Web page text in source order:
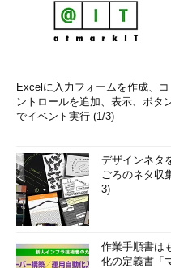
Excelに入力フォームを作成、コ
ントロールを追加、表示、ボタ
でイベント実行 (1/3)
デザインネタ
ごろのネタ収
3)
作業手順書は
化の定義書「